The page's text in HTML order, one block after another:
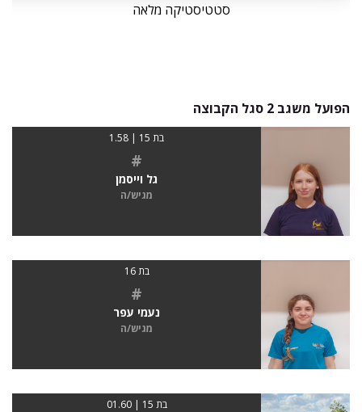
סטטיסטיקה מלאה
הפועל משגב 2 סגל הקבוצה
בת 15 | 1.58
#
גל וייסמן
מגיש/ה
בת 16
#
נעמי עפר
מגיש/ה
בת 15 | 01.60